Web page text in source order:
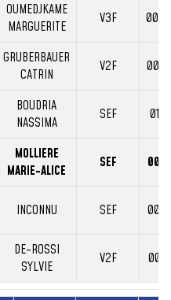
OUMEDJKAME
MARGUERITE
V3F
GRUBERBAUER
CATRIN
V2F
BOUDRIA
NASSIMA
SEF
MOLLIERE
MARIE-ALICE
SEF
INCONNU SEF
DE-ROSSI
SYLVIE
V2F